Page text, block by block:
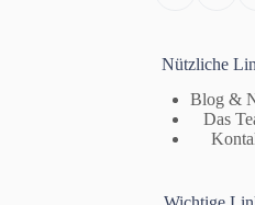
Nützliche
Blog &
Das